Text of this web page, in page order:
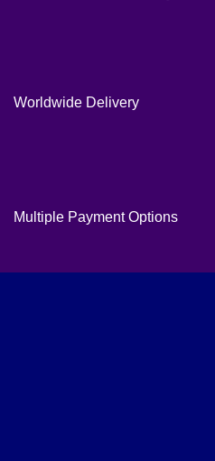
Worldwide Delivery
Multiple Payment Options